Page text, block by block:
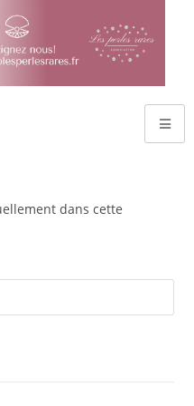
dans cette